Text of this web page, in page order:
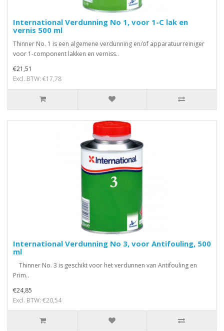
International Verdunning No 1, voor 1-C lak en
vernis 500 ml
Thinner No. 1 is een algemene verdunning en/of apparatuurreiniger
voor 1-component lakken en verniss..
€21,51
Excl. BTW: €17,78
International Verdunning No 3, voor Antifouling, 500
ml
Thinner No. 3 is geschikt voor het verdunnen van Antifouling en
Prim..
€24,85
Excl. BTW: €20,54